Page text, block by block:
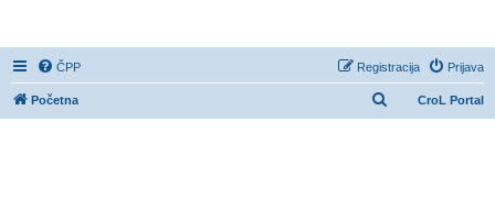
ČPP Prijava
Registracija
CroL Portal
Početna